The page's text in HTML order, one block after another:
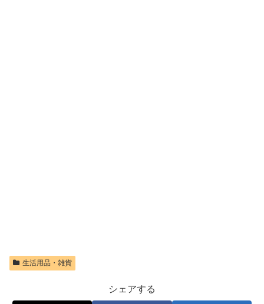
生活用品・雑貨
シェアする